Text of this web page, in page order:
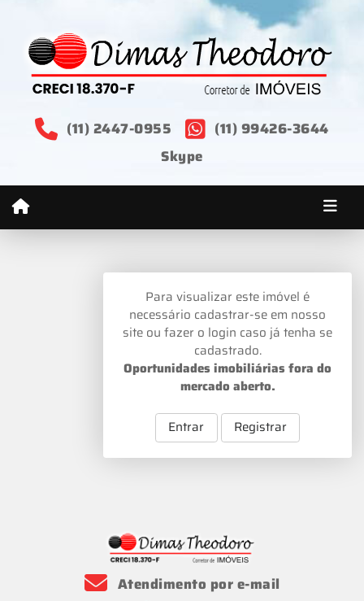
(11) 2447-0955
(11) 99426-3644
Skype
Para visualizar este imóvel é
necessário cadastrar-se em nosso
site ou fazer o login caso já tenha se
cadastrado.
Oportunidades imobiliárias fora do
mercado aberto.
Entrar Registrar
Atendimento por e-mail